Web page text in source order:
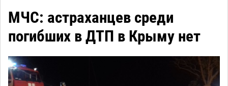
МЧС: астраханцев среди
погибших в ДТП в Крыму нет